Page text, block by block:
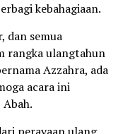
kebahagiaan.
dan semua
rangka ulangtahun
Azzahra, ada
acara ini
Abah.